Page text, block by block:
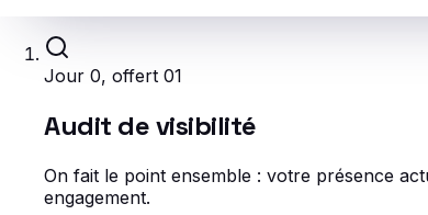
Jour 0, offert 01
Audit de visibilité
On fait le point ensemble : votre présence
engagement.